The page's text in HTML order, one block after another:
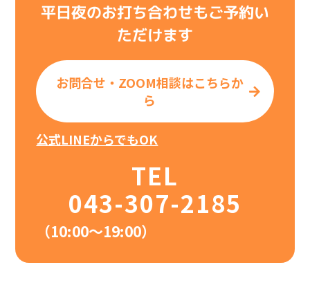
平日夜のお打ち合わせもご予約い
ただけます
お問合せ・ZOOM相談はこちらか
ら
公式LINEからでもOK
TEL
043-307-2185
（10:00〜19:00）